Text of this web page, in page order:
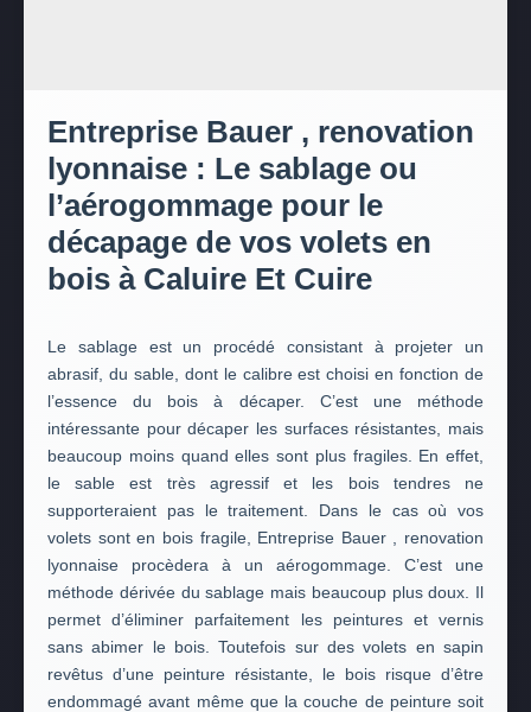
Entreprise Bauer , renovation
lyonnaise : Le sablage ou
l’aérogommage pour le
décapage de vos volets en
bois à Caluire Et Cuire
Le sablage est un procédé consistant à projeter un
abrasif, du sable, dont le calibre est choisi en fonction de
l’essence du bois à décaper. C’est une méthode
intéressante pour décaper les surfaces résistantes, mais
beaucoup moins quand elles sont plus fragiles. En effet,
le sable est très agressif et les bois tendres ne
supporteraient pas le traitement. Dans le cas où vos
volets sont en bois fragile, Entreprise Bauer , renovation
lyonnaise procèdera à un aérogommage. C’est une
méthode dérivée du sablage mais beaucoup plus doux. Il
permet d’éliminer parfaitement les peintures et vernis
sans abimer le bois. Toutefois sur des volets en sapin
revêtus d’une peinture résistante, le bois risque d’être
endommagé avant même que la couche de peinture soit